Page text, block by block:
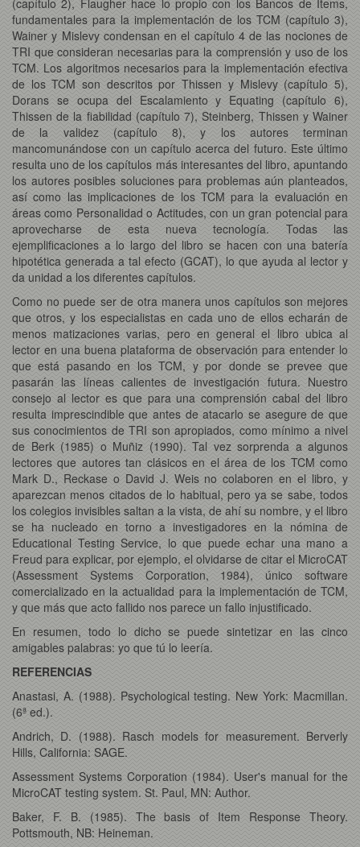
fundamentales para la implementación de los TCM (capítulo 3),
Wainer y Mislevy condensan en el capítulo 4 de las nociones de
TRI que consideran necesarias para la comprensión y uso de los
TCM. Los algoritmos necesarios para la implementación efectiva
de los TCM son descritos por Thissen y Mislevy (capítulo 5),
Dorans se ocupa del Escalamiento y Equating (capítulo 6),
Thissen de la fiabilidad (capítulo 7), Steinberg, Thissen y Wainer
de la validez (capítulo 8), y los autores terminan
mancomunándose con un capítulo acerca del futuro. Este último
resulta uno de los capítulos más interesantes del libro, apuntando
los autores posibles soluciones para problemas aún planteados,
así como las implicaciones de los TCM para la evaluación en
áreas como Personalidad o Actitudes, con un gran potencial para
aprovecharse de esta nueva tecnología. Todas las
ejemplificaciones a lo largo del libro se hacen con una batería
hipotética generada a tal efecto (GCAT), lo que ayuda al lector y
da unidad a los diferentes capítulos.
Como no puede ser de otra manera unos capítulos son mejores
que otros, y los especialistas en cada uno de ellos echarán de
menos matizaciones varias, pero en general el libro ubica al
lector en una buena plataforma de observación para entender lo
que está pasando en los TCM, y por donde se prevee que
pasarán las líneas calientes de investigación futura. Nuestro
consejo al lector es que para una comprensión cabal del libro
resulta imprescindible que antes de atacarlo se asegure de que
sus conocimientos de TRI son apropiados, como mínimo a nivel
de Berk (1985) o Muñiz (1990). Tal vez sorprenda a algunos
lectores que autores tan clásicos en el área de los TCM como
Mark D., Reckase o David J. Weis no colaboren en el libro, y
aparezcan menos citados de lo habitual, pero ya se sabe, todos
los colegios invisibles saltan a la vista, de ahí su nombre, y el libro
se ha nucleado en torno a investigadores en la nómina de
Educational Testing Service, lo que puede echar una mano a
Freud para explicar, por ejemplo, el olvidarse de citar el MicroCAT
(Assessment Systems Corporation, 1984), único software
comercializado en la actualidad para la implementación de TCM,
y que más que acto fallido nos parece un fallo injustificado.
En resumen, todo lo dicho se puede sintetizar en las cinco
amigables palabras: yo que tú lo leería.
REFERENCIAS
Anastasi, A. (1988). Psychological testing. New York: Macmillan.
(6ª ed.).
Andrich, D. (1988). Rasch models for measurement. Berverly
Hills, California: SAGE.
Assessment Systems Corporation (1984). User's manual for the
MicroCAT testing system. St. Paul, MN: Author.
Baker, F. B. (1985). The basis of Item Response Theory.
Pottsmouth, NB: Heineman.